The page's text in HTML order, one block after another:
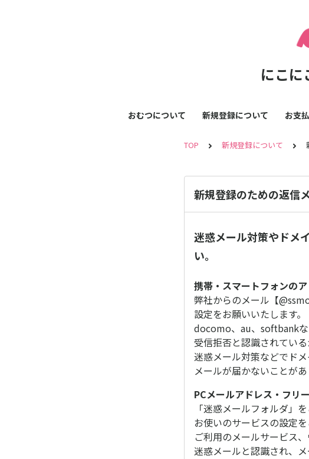
にこに
おむつについて 新規登録について お支
TOP 新規登録について
新規登録のための返信
迷惑メール対策やドメ
い。
携帯・スマートフォンの
弊社からのメール【
設定をお願いいたします。
docomo、au、softbankな
受信拒否と認識されている
迷惑メール対策などでド
メールが届かないことがあ
PCメールアドレス・フリ
「迷惑メールフォルダ」
お使いのサービスの設定を
ご利用のメールサービス
迷惑メールと認識され、